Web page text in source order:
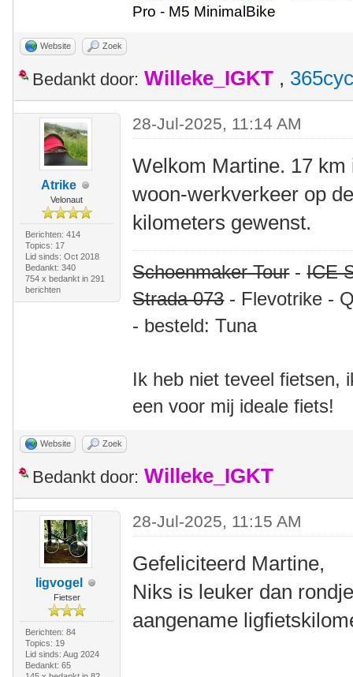
Pro - M5 MinimalBike
Website Zoek
Bedankt door: Willeke_IGKT ,
Atrike
Velonaut
Berichten: 414
Topics: 17
Lid sinds: Oct 2018
Bedankt: 340
754 x bedankt in 291
berichten
28-Jul-2025, 11:14 AM
Welkom Martine. 17
woon-werkverkeer op
kilometers gewenst.
Schoenmaker Tour-ICE
Strada 073- Flevotrike -
- besteld: Tuna
Ik heb niet teveel fietsen,
een voor mij ideale fiets!
Website Zoek
Bedankt door: Willeke_IGKT
ligvogel
Fietser
Berichten: 84
Topics: 19
Lid sinds: Aug 2024
Bedankt: 65
28-Jul-2025, 11:15 AM
Gefeliciteerd Martine,
Niks is leuker dan
aangename